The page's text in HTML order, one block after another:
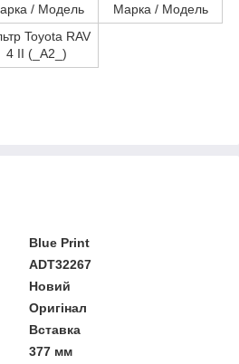
/ Модель
Марка / Модель
Toyota RAV
4 II (_A2_)
Blue Print
ADT32267
Новий
Оригінал
Вставка
377 мм